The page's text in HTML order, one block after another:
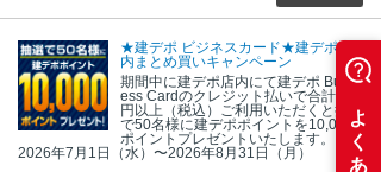
★建デポ ビジネスカード★建デポ店
内まとめ買いキャンペーン
期間中に建デポ店内にて建デポ Busin
ess Cardのクレジット払いで合計1万
円以上（税込）ご利用いただくと抽選
で50名様に建デポポイントを10,000
ポイントプレゼントいたします。
2026年7月1日（水）〜2026年8月31日（月）